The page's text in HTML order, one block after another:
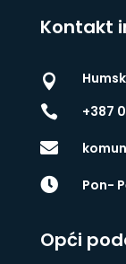
Kontakt


+387

 Pon-
Opći